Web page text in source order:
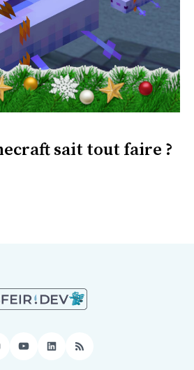
sait tout faire ?
YouTubeLinkedIn
RSS